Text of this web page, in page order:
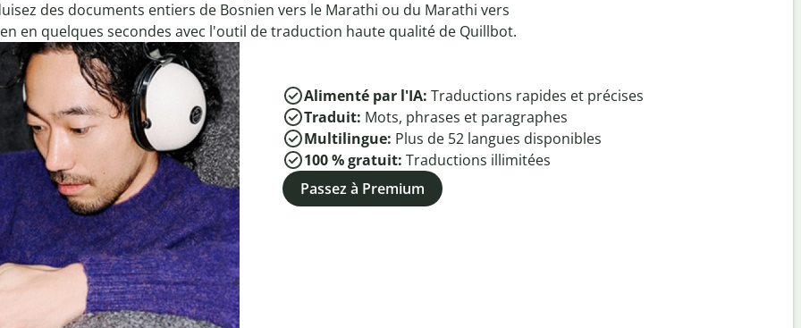
des documents entiers de Bosnien vers le Marathi ou du Marathi vers
en quelques secondes avec l'outil de traduction haute qualité de Quillbot.
Alimenté par l'IA: Traductions rapides et précises
Traduit: Mots, phrases et paragraphes
Multilingue: Plus de 52 langues disponibles
100 % gratuit: Traductions illimitées
Passez à Premium